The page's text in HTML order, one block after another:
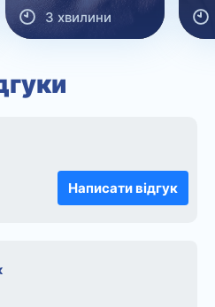
3 хвилини
Написати відгук